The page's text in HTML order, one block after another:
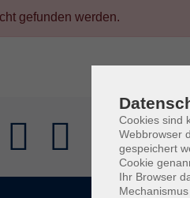
gefunden werden.
Cookies sind
Webbrowser
gespeichert
Cookie
Ihr Browser